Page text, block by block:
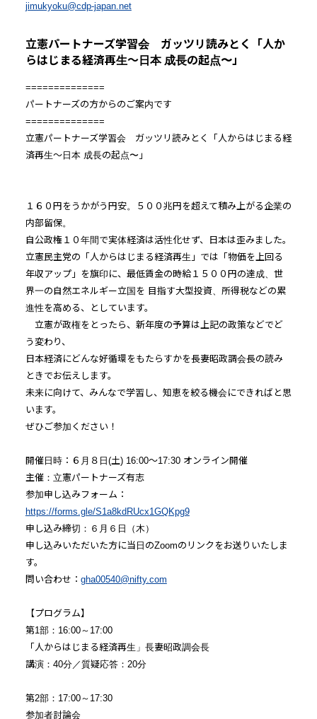
jimukyoku@cdp-japan.net
立憲パートナーズ学習会 ガッツリ読みとく「人か
らはじまる経済再生〜日本 成長の起点〜」
==============
パートナーズの方からのご案内です
==============
立憲パートナーズ学習会 ガッツリ読みとく「人からはじまる経
済再生〜日本 成長の起点〜」
１６０円をうかがう円安。５００兆円を超えて積み上がる企業の
内部留保。
自公政権１０年間で実体経済は活性化せず、日本は歪みました。
立憲民主党の「人からはじまる経済再生」では「物価を上回る
年収アップ」を旗印に、最低賃金の時給１５００円の達成、世
界一の自然エネルギー立国を 目指す大型投資、所得税などの累
進性を高める、としています。
立憲が政権をとったら、新年度の予算は上記の政策などでど
う変わり、
日本経済にどんな好循環をもたらすかを長妻昭政調会長の読み
ときでお伝えします。
未来に向けて、みんなで学習し、知恵を絞る機会にできればと思
います。
ぜひご参加ください！
開催日時：６月８日(土) 16:00～17:30 オンライン開催
主催：立憲パートナーズ有志
参加申し込みフォーム：
https://forms.gle/S1a8kdRUcx1GQKpg9
申し込み締切：６月６日（木）
申し込みいただいた方に当日のZoomのリンクをお送りいたしま
す。
問い合わせ： gha00540@nifty.com
【プログラム】
第1部：16:00～17:00
「人からはじまる経済再生」長妻昭政調会長
講演：40分／質疑応答：20分
第2部：17:00～17:30
参加者討論会